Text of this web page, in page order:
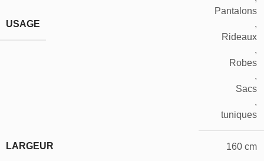
USAGE
Pantalons
,
Rideaux
,
Robes
,
Sacs
,
tuniques
LARGEUR 160 cm